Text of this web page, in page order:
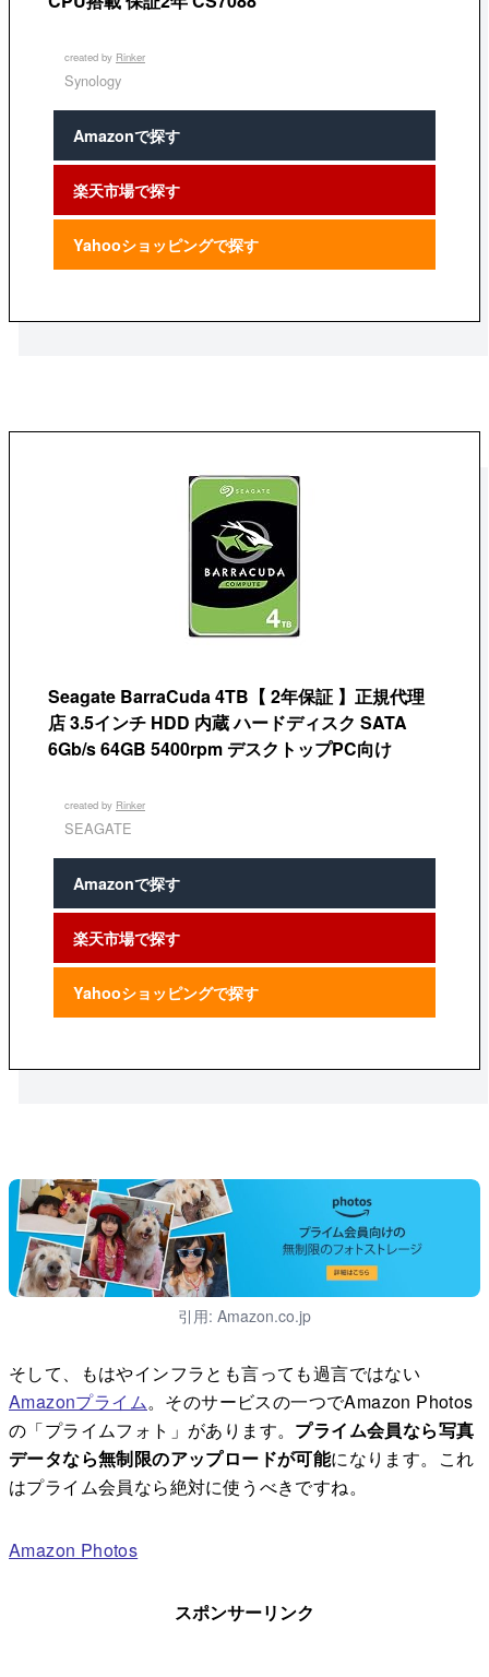
created by Rinker
Synology
Amazonで探す
楽天市場で探す
Yahooショッピングで探す
Seagate BarraCuda 4TB【 2年保証 】正規代理
店 3.5インチ HDD 内蔵 ハードディスク SATA
6Gb/s 64GB 5400rpm デスクトップPC向け
created by Rinker
SEAGATE
Amazonで探す
楽天市場で探す
Yahooショッピングで探す
引用: Amazon.co.jp
そして、もはやインフラとも言っても過言ではない
Amazonプライム。そのサービスの一つでAmazon Photos
の「プライムフォト」があります。 プライム会員なら写真
データなら無制限のアップロードが可能になります。これ
はプライム会員なら絶対に使うべきですね。
Amazon Photos
スポンサーリンク